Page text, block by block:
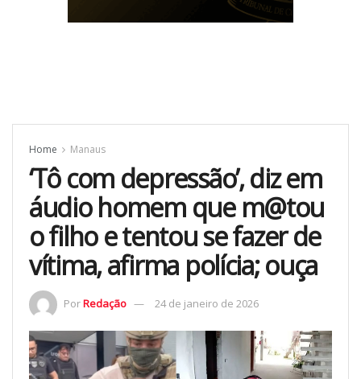
Home Manaus
‘Tô com depressão’, diz em
áudio homem que m@tou
o filho e tentou se fazer de
vítima, afirma polícia; ouça
PorRedação 24 de janeiro de 2026